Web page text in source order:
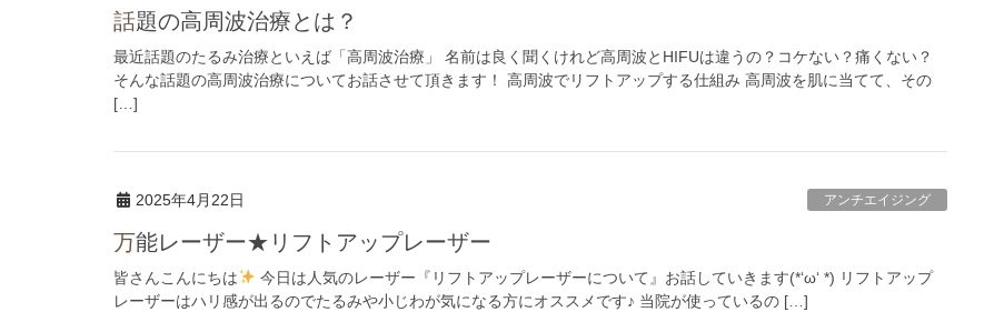
話題の高周波治療とは？
最近話題のたるみ治療といえば「高周波治療」 名前は良く聞くけれど高周波とHIFUは違うの？コケない？痛くない？
そんな話題の高周波治療についてお話させて頂きます！ 高周波でリフトアップする仕組み 高周波を肌に当てて、その
[…]
2025年4月22日 アンチエイジング
万能レーザー★リフトアップレーザー
皆さんこんにちは
今日は人気のレーザー『リフトアップレーザーについて』お話していきます(*‘ω‘ *) リフトアップ
レーザーはハリ感が出るのでたるみや小じわが気になる方にオススメです♪ 当院が使っているの […]